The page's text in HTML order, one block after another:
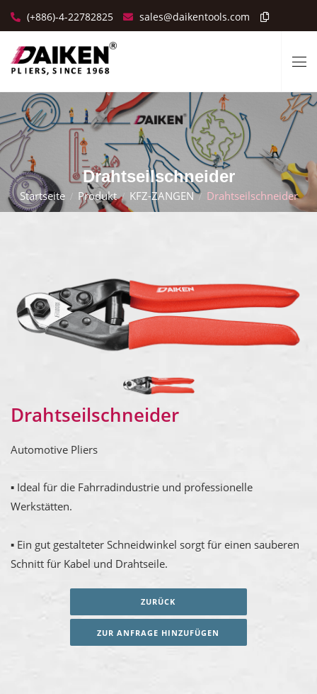
(+886)-4-22782825 sales@daikentools.com
Drahtseilschneider
Startseite Produkt KFZ-ZANGEN Drahtseilschneider
Drahtseilschneider
Automotive Pliers
▪ Ideal für die Fahrradindustrie und professionelle
Werkstätten.
▪ Ein gut gestalteter Schneidwinkel sorgt für einen sauberen
Schnitt für Kabel und Drahtseile.
ZURÜCK
ZUR ANFRAGE HINZUFÜGEN